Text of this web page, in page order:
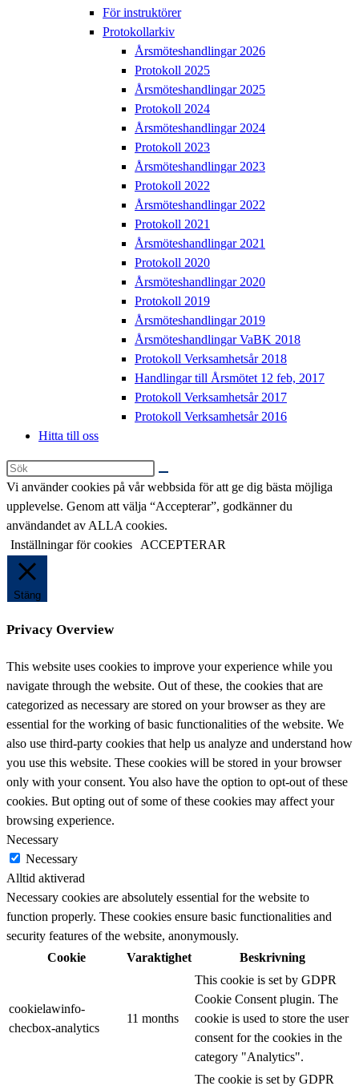
För instruktörer
Protokollarkiv
Årsmöteshandlingar 2026
Protokoll 2025
Årsmöteshandlingar 2025
Protokoll 2024
Årsmöteshandlingar 2024
Protokoll 2023
Årsmöteshandlingar 2023
Protokoll 2022
Årsmöteshandlingar 2022
Protokoll 2021
Årsmöteshandlingar 2021
Protokoll 2020
Årsmöteshandlingar 2020
Protokoll 2019
Årsmöteshandlingar 2019
Årsmöteshandlingar VaBK 2018
Protokoll Verksamhetsår 2018
Handlingar till Årsmötet 12 feb, 2017
Protokoll Verksamhetsår 2017
Protokoll Verksamhetsår 2016
Hitta till oss
Sök
på
denna
webbplats
Vi använder cookies på vår webbsida för att ge dig bästa möjliga
upplevelse. Genom att välja “Accepterar”, godkänner du
användandet av ALLA cookies.
Inställningar för cookies
ACCEPTERAR
Stäng
Privacy Overview
This website uses cookies to improve your experience while you
navigate through the website. Out of these, the cookies that are
categorized as necessary are stored on your browser as they are
essential for the working of basic functionalities of the website. We
also use third-party cookies that help us analyze and understand how
you use this website. These cookies will be stored in your browser
only with your consent. You also have the option to opt-out of these
cookies. But opting out of some of these cookies may affect your
browsing experience.
Necessary
Necessary
Alltid aktiverad
Necessary cookies are absolutely essential for the website to
function properly. These cookies ensure basic functionalities and
security features of the website, anonymously.
Cookie
Varaktighet Beskrivning
cookielawinfo-
checbox-analytics
11 months
This cookie is set by GDPR
Cookie Consent plugin. The
cookie is used to store the user
consent for the cookies in the
category "Analytics".
The cookie is set by GDPR